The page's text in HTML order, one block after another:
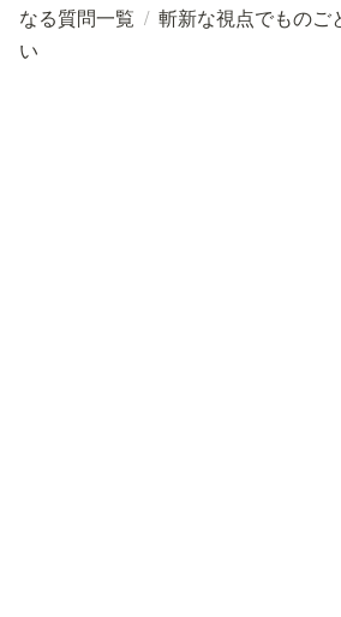
なる質問一覧 / 斬新な視点でものご
い